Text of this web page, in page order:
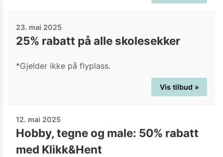
23. mai 2025
25% rabatt på alle skolesekker
*Gjelder ikke på flyplass.
Vis tilbud »
12. mai 2025
Hobby, tegne og male: 50% rabatt
med Klikk&Hent